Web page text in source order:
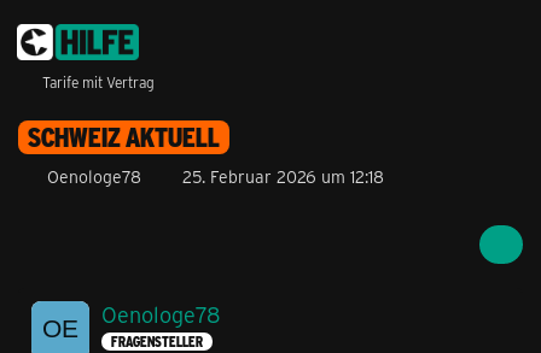
Tarife mit Vertrag
SCHWEIZ AKTUELL
Oenologe78 25. Februar 2026 um 12:18
Oenologe78
FRAGENSTELLER